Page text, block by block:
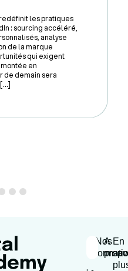
les pratiques
: sourcing accéléré,
analyse
de la marque
qui exigent
en
de demain sera
Nos
A En